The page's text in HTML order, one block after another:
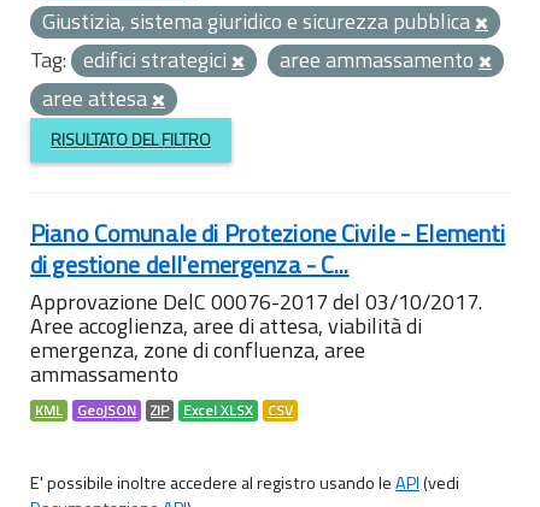
Giustizia, sistema giuridico e sicurezza pubblica
Tag: edifici strategici
aree ammassamento
aree attesa
RISULTATO DEL FILTRO
Piano Comunale di Protezione Civile - Elementi
di gestione dell'emergenza - C...
Approvazione DelC 00076-2017 del 03/10/2017.
Aree accoglienza, aree di attesa, viabilità di
emergenza, zone di confluenza, aree
ammassamento
KML GeoJSON ZIP Excel XLSX CSV
E' possibile inoltre accedere al registro usando leAPI(vedi